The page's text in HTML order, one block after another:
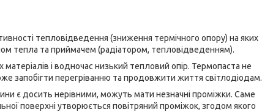
тепловідведення (зниження термічного опору) на яких
тепла та приймачем (радіатором, тепловідведенням).
і водночас низький тепловий опір. Термопаста не
запобігти перегріванню та продовжити життя світлодіодам.
є досить нерівними, можуть мати незначні проміжки. Саме
поверхні утворюється повітряний проміжок, згодом якого